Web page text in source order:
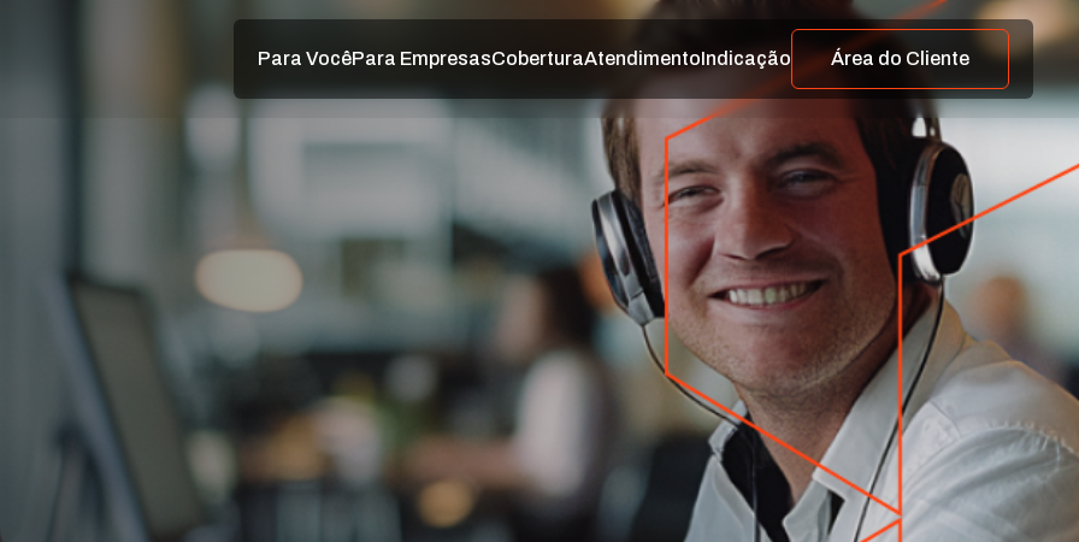
Para VocêPara EmpresasCoberturaAtendimentoIndicação Área do Cliente